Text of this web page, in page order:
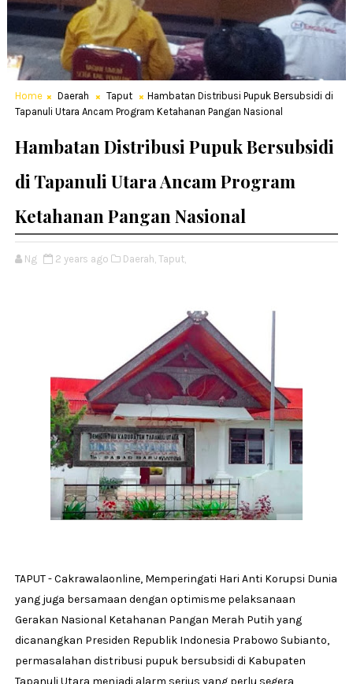
Home Daerah Taput
Hambatan Distribusi Pupuk Bersubsidi di
Tapanuli Utara Ancam Program Ketahanan Pangan Nasional
Hambatan Distribusi Pupuk Bersubsidi
di Tapanuli Utara Ancam Program
Ketahanan Pangan Nasional
Ng 2 years ago Daerah, Taput,
TAPUT - Cakrawalaonline, Memperingati Hari Anti Korupsi Dunia
yang juga bersamaan dengan optimisme pelaksanaan
Gerakan Nasional Ketahanan Pangan Merah Putih yang
dicanangkan Presiden Republik Indonesia Prabowo Subianto,
permasalahan distribusi pupuk bersubsidi di Kabupaten